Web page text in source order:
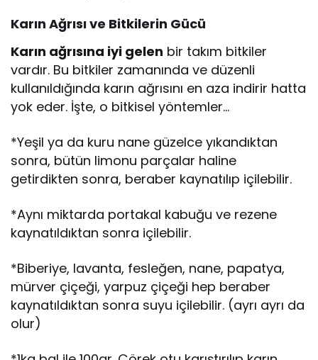
Karın Ağrısı ve Bitkilerin Gücü
Karın ağrısına iyi gelen bir takım bitkiler
vardır. Bu bitkiler zamanında ve düzenli
kullanıldığında karın ağrısını en aza indirir hatta
yok eder. İşte, o bitkisel yöntemler…
*Yeşil ya da kuru nane güzelce yıkandıktan
sonra, bütün limonu parçalar haline
getirdikten sonra, beraber kaynatılıp içilebilir.
*Aynı miktarda portakal kabuğu ve rezene
kaynatıldıktan sonra içilebilir.
*Biberiye, lavanta, fesleğen, nane, papatya,
mürver çiçeği, yarpuz çiçeği hep beraber
kaynatıldıktan sonra suyu içilebilir. (ayrı ayrı da
olur)